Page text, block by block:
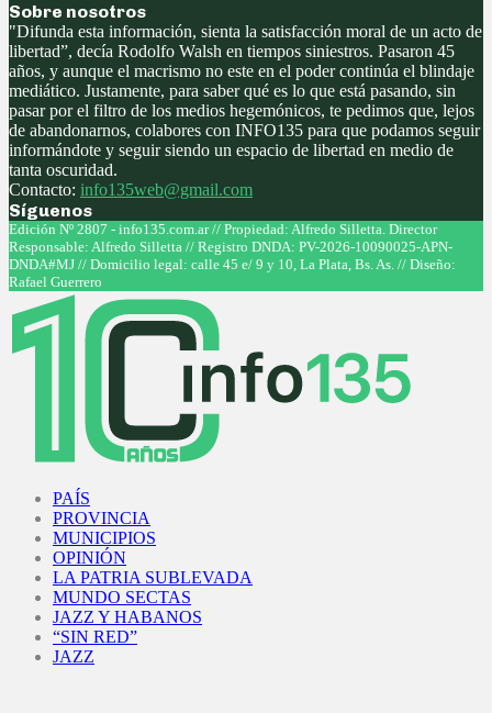
Sobre nosotros
"Difunda esta información, sienta la satisfacción moral de un acto de
libertad”, decía Rodolfo Walsh en tiempos siniestros. Pasaron 45
años, y aunque el macrismo no este en el poder continúa el blindaje
mediático. Justamente, para saber qué es lo que está pasando, sin
pasar por el filtro de los medios hegemónicos, te pedimos que, lejos
de abandonarnos, colabores con INFO135 para que podamos seguir
informándote y seguir siendo un espacio de libertad en medio de
tanta oscuridad.
Contacto: info135web@gmail.com
Síguenos
Facebook
Twitter
Instagram
Youtube
Edición Nº 2807 - info135.com.ar // Propiedad: Alfredo Silletta. Director
Responsable: Alfredo Silletta // Registro DNDA: PV-2026-10090025-APN-
DNDA#MJ // Domicilio legal: calle 45 e/ 9 y 10, La Plata, Bs. As. // Diseño:
Rafael Guerrero
PAÍS
PROVINCIA
MUNICIPIOS
OPINIÓN
LA PATRIA SUBLEVADA
MUNDO SECTAS
JAZZ Y HABANOS
“SIN RED”
JAZZ